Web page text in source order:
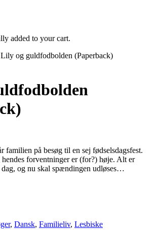
added to your cart.
Lily og guldfodbolden (Paperback)
på besøg til en sej fødselsdagsfest.
forventninger er (for?) høje. Alt er
og nu skal spændingen udløses…
, Dansk, Familieliv, Lesbiske